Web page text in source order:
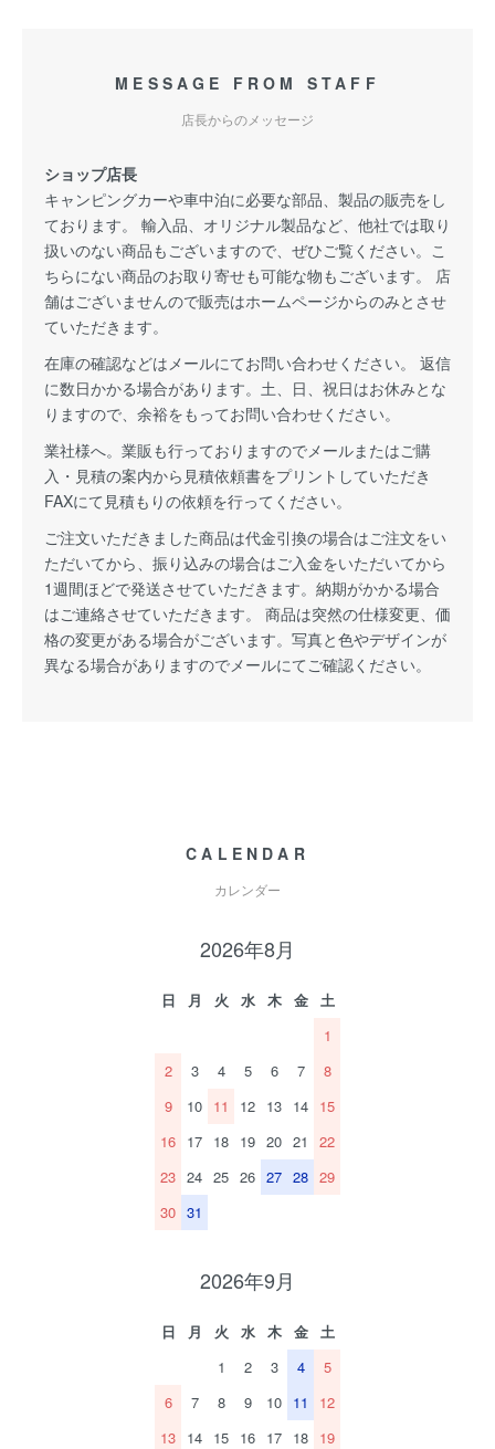
MESSAGE FROM STAFF
店長からのメッセージ
ショップ店長
キャンピングカーや車中泊に必要な部品、製品の販売をし
ております。 輸入品、オリジナル製品など、他社では取り
扱いのない商品もございますので、ぜひご覧ください。こ
ちらにない商品のお取り寄せも可能な物もございます。 店
舗はございませんので販売はホームページからのみとさせ
ていただきます。
在庫の確認などはメールにてお問い合わせください。 返信
に数日かかる場合があります。土、日、祝日はお休みとな
りますので、余裕をもってお問い合わせください。
業社様へ。業販も行っておりますのでメールまたはご購
入・見積の案内から見積依頼書をプリントしていただき
FAXにて見積もりの依頼を行ってください。
ご注文いただきました商品は代金引換の場合はご注文をい
ただいてから、振り込みの場合はご入金をいただいてから
1週間ほどで発送させていただきます。納期がかかる場合
はご連絡させていただきます。 商品は突然の仕様変更、価
格の変更がある場合がございます。写真と色やデザインが
異なる場合がありますのでメールにてご確認ください。
CALENDAR
カレンダー
2026年8月
日 月 火 水 木 金
土
1
2
3 4 5 6 7
8
9
10 11 12 13 14 15
16 17 18 19 20 21
22
23 24 25 26 27 28 29
30 31
2026年9月
日 月 火 水 木 金
土
1
2 3 4
5
6
7 8 9 10 11
12
13 14 15 16 17 18 19